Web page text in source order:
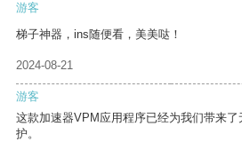
游客
梯子神器，ins随便看，美美哒！
2024-08-21
游客
这款加速器VPM应用程序已经为我们带来
护。